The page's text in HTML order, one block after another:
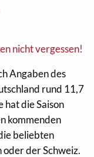
Angaben des
rund 11,7
die Saison
kommenden
beliebten
der Schweiz.